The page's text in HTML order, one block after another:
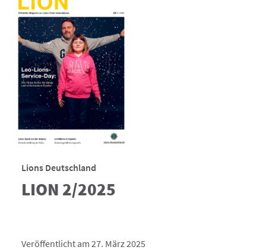
Lions Deutschland
LION 2/2025
Veröffentlicht am 27. März 2025